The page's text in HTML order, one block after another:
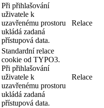
Při přihlašování
uživatele k
uzavřenému prostoru
ukládá zadaná
přístupová data.
Relace
Standardní relace
cookie od TYPO3.
Při přihlašování
uživatele k
uzavřenému prostoru
ukládá zadaná
přístupová data.
Relace